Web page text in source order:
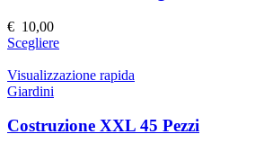
opzioni
scelte
nella
pagina
prodotto
€ 10,00
ScegliereQuesto
ha
Le
Visualizzazione rapida
Giardini
Costruzione XXL 45 Pezzi